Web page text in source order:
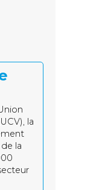
la
la